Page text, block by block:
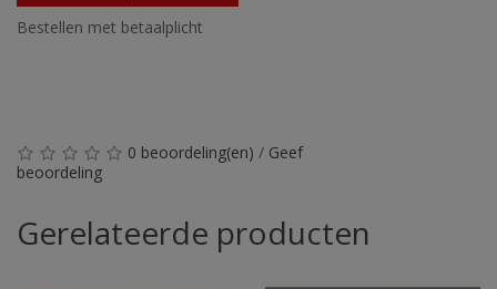
Bestellen met betaalplicht
0 beoordeling(en) / Geef
beoordeling
Gerelateerde producten